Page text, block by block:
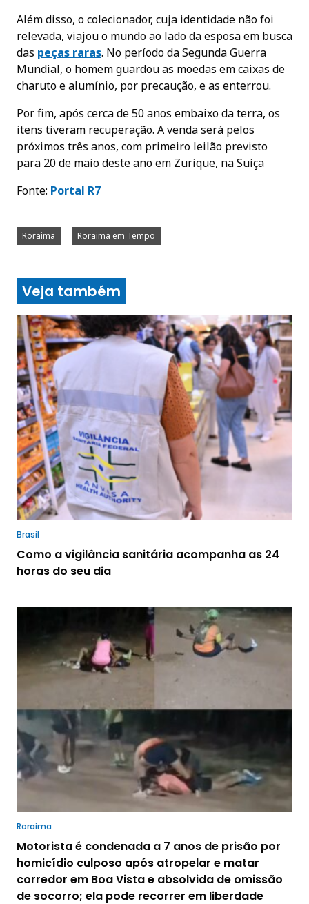
Além disso, o colecionador, cuja identidade não foi
relevada, viajou o mundo ao lado da esposa em busca
das peças raras. No período da Segunda Guerra
Mundial, o homem guardou as moedas em caixas de
charuto e alumínio, por precaução, e as enterrou.
Por fim, após cerca de 50 anos embaixo da terra, os
itens tiveram recuperação. A venda será pelos
próximos três anos, com primeiro leilão previsto
para 20 de maio deste ano em Zurique, na Suíça
Fonte: Portal R7
Roraima Roraima em Tempo
Veja também
Brasil
Como a vigilância sanitária acompanha as 24
horas do seu dia
Roraima
Motorista é condenada a 7 anos de prisão por
homicídio culposo após atropelar e matar
corredor em Boa Vista e absolvida de omissão
de socorro; ela pode recorrer em liberdade